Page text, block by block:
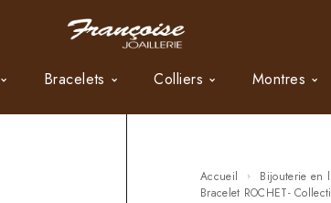
Bracelets Colliers Montres
Accueil Bijouterie en
Bracelet ROCHET-